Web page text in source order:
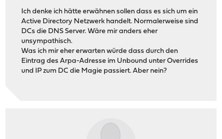
Ich denke ich hätte erwähnen sollen dass es sich um ein
Active Directory Netzwerk handelt. Normalerweise sind
DCs die DNS Server. Wäre mir anders eher
unsympathisch.
Was ich mir eher erwarten würde dass durch den
Eintrag des Arpa-Adresse im Unbound unter Overrides
und IP zum DC die Magie passiert. Aber nein?